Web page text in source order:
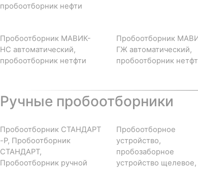
пробоотборник нефти
Пробоотборник МАВИК-
НС автоматический,
пробоотборник нетфти
Пробоотборник
ГЖ автоматический,
пробоотборник
Ручные пробоотборники
Пробоотборник СТАНДАРТ
-Р, Пробоотборник
СТАНДАРТ,
Пробоотборник ручной
Пробоотборное
устройство,
пробозаборное
устройство